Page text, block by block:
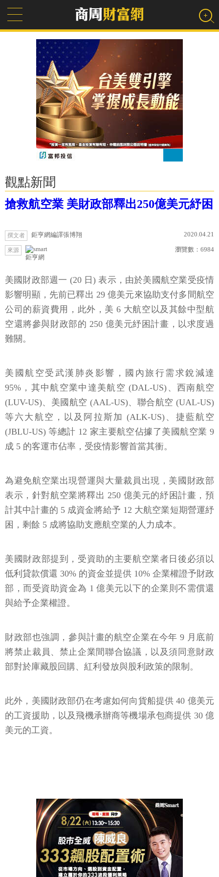
觀點新聞
搶救航空業 美財政部釋出250億美元紓困
撰文者 鉅亨網編譯張博翔 2020.04.21
來源
鉅亨網
瀏覽數： 6984
美國財政部週一 (20 日) 表示，由於美國航空業受疫情
影響明顯，先前已釋出 29 億美元來協助支付多間航空
公司的薪資費用，此外，美 6 大航空以及其餘中型航
空還將參與財政部的 250 億美元紓困計畫，以求度過
難關。
美國航空受武漢肺炎影響，國內旅行需求銳減達
95%，其中航空業中達美航空 (DAL-US)、西南航空
(LUV-US)、美國航空 (AAL-US)、聯合航空 (UAL-US)
等六大航空，以及阿拉斯加 (ALK-US)、捷藍航空
(JBLU-US) 等總計 12 家主要航空佔據了美國航空業 9
成 5 的客運市佔率，受疫情影響首當其衝。
為避免航空業出現營運與大量裁員出現，美國財政部
表示，針對航空業將釋出 250 億美元的紓困計畫，預
計其中計畫的 5 成資金將給予 12 大航空業短期營運紓
困，剩餘 5 成將協助支應航空業的人力成本。
美國財政部提到，受資助的主要航空業者日後必須以
低利貸款償還 30% 的資金並提供 10% 企業權證予財政
部，而受資助資金為 1 億美元以下的企業則不需償還
與給予企業權證。
財政部也強調，參與計畫的航空企業在今年 9 月底前
將禁止裁員、禁止企業間聯合協議，以及須同意財政
部對於庫藏股回購、紅利發放與股利政策的限制。
此外，美國財政部仍在考慮如何向貨船提供 40 億美元
的工資援助，以及飛機承辦商等機場承包商提供 30 億
美元的工資。